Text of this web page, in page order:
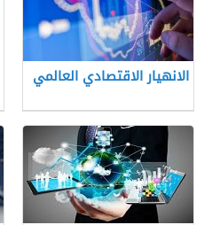
الانهيار الاقتصادي العالمي